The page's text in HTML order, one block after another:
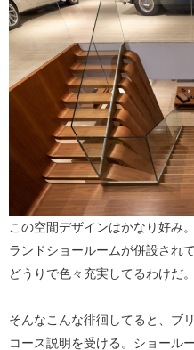
この空間デザインはかなり好み
ランドショールームが併設され
どうりで色々充実してるわけだ。
そんなこんな徘徊してると、ブ
コース説明を受ける。ショール